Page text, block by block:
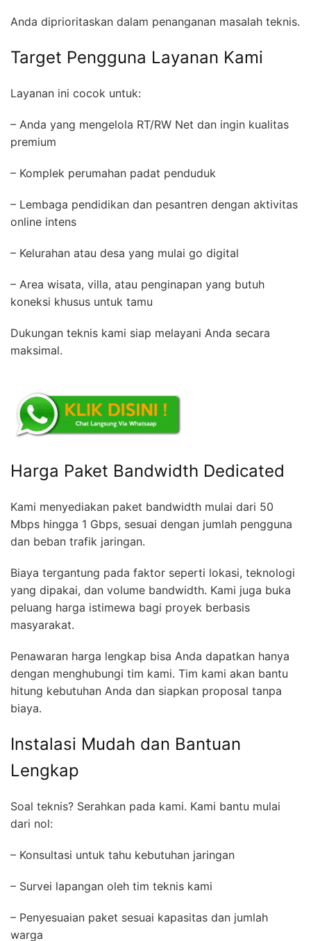
Anda diprioritaskan dalam penanganan masalah teknis.
Target Pengguna Layanan Kami
Layanan ini cocok untuk:
– Anda yang mengelola RT/RW Net dan ingin kualitas
premium
– Komplek perumahan padat penduduk
– Lembaga pendidikan dan pesantren dengan aktivitas
online intens
– Kelurahan atau desa yang mulai go digital
– Area wisata, villa, atau penginapan yang butuh
koneksi khusus untuk tamu
Dukungan teknis kami siap melayani Anda secara
maksimal.
Harga Paket Bandwidth Dedicated
Kami menyediakan paket bandwidth mulai dari 50
Mbps hingga 1 Gbps, sesuai dengan jumlah pengguna
dan beban trafik jaringan.
Biaya tergantung pada faktor seperti lokasi, teknologi
yang dipakai, dan volume bandwidth. Kami juga buka
peluang harga istimewa bagi proyek berbasis
masyarakat.
Penawaran harga lengkap bisa Anda dapatkan hanya
dengan menghubungi tim kami. Tim kami akan bantu
hitung kebutuhan Anda dan siapkan proposal tanpa
biaya.
Instalasi Mudah dan Bantuan
Lengkap
Soal teknis? Serahkan pada kami. Kami bantu mulai
dari nol:
– Konsultasi untuk tahu kebutuhan jaringan
– Survei lapangan oleh tim teknis kami
– Penyesuaian paket sesuai kapasitas dan jumlah
warga